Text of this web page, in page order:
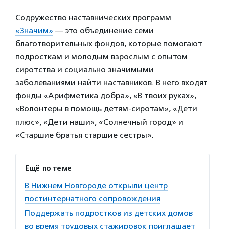
Содружество наставнических программ
«Значим» — это объединение семи
благотворительных фондов, которые помогают
подросткам и молодым взрослым с опытом
сиротства и социально значимыми
заболеваниями найти наставников. В него входят
фонды «Арифметика добра», «В твоих руках»,
«Волонтеры в помощь детям-сиротам», «Дети
плюс», «Дети наши», «Солнечный город» и
«Старшие братья старшие сестры».
Ещё по теме
В Нижнем Новгороде открыли центр
постинтернатного сопровождения
Поддержать подростков из детских домов
во время трудовых стажировок приглашает